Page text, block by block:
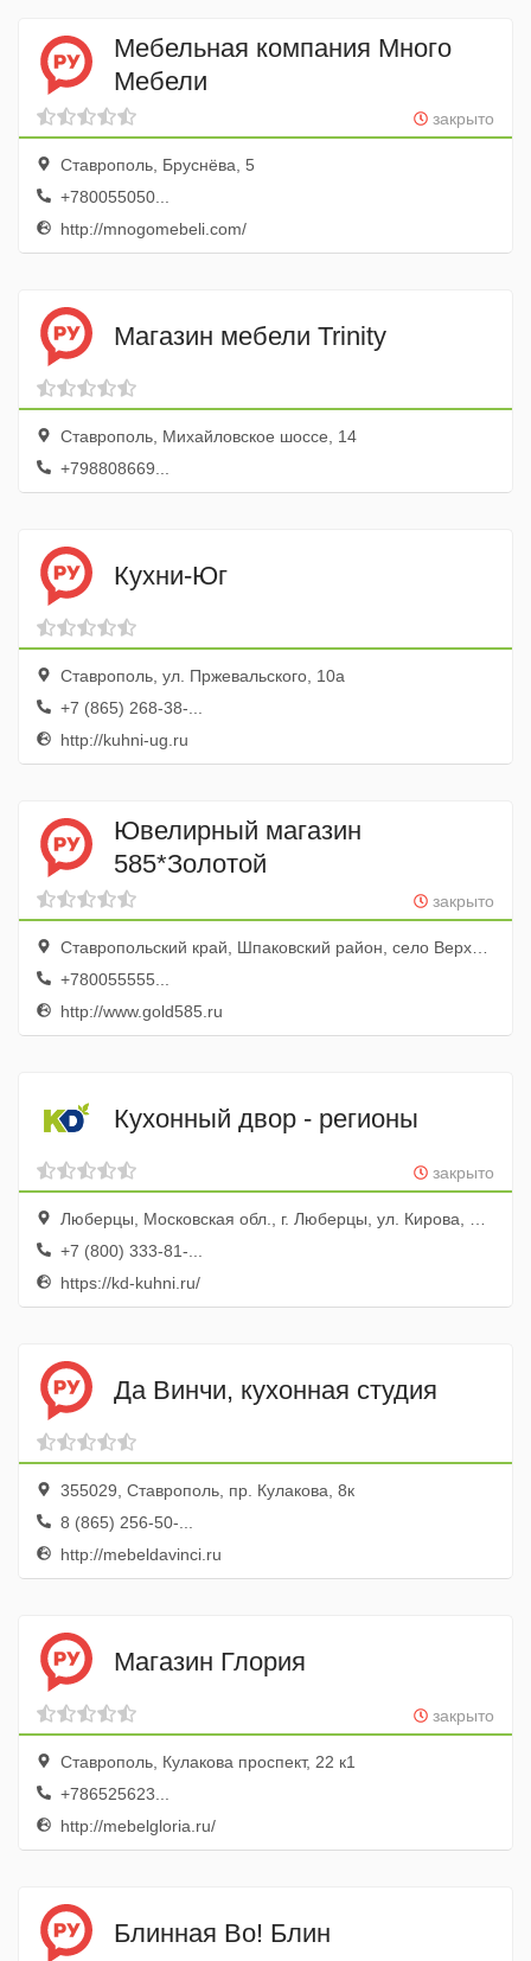
Мебельная компания Много
Мебели
закрыто
Ставрополь, Бруснёва, 5
+780055050...
http://mnogomebeli.com/
Магазин мебели Trinity
Ставрополь, Михайловское шоссе, 14
+798808669...
Кухни-Юг
Ставрополь, ул. Пржевальского, 10а
+7 (865) 268-38-...
http://kuhni-ug.ru
Ювелирный магазин
585*Золотой
закрыто
Ставропольский край, Шпаковский район, село Верхнерусское, Батайская улица, 2А, ГМ Лента
+780055555...
http://www.gold585.ru
Кухонный двор - регионы
закрыто
Люберцы, Московская обл., г. Люберцы, ул. Кирова, д. 59, этаж 1, комн. 6
+7 (800) 333-81-...
https://kd-kuhni.ru/
Да Винчи, кухонная студия
355029, Ставрополь, пр. Кулакова, 8к
8 (865) 256-50-...
http://mebeldavinci.ru
Магазин Глория
закрыто
Ставрополь, Кулакова проспект, 22 к1
+786525623...
http://mebelgloria.ru/
Блинная Во! Блин